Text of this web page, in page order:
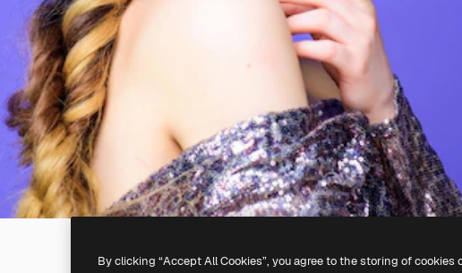
By clicking “Accept All Cookies”, you agree to the storing of cookies